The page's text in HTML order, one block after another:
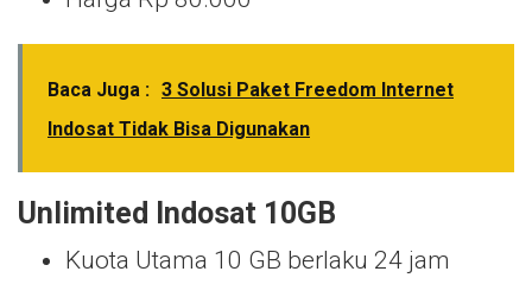
Baca Juga : 3 Solusi Paket Freedom Internet
Indosat Tidak Bisa Digunakan
Unlimited Indosat 10GB
Kuota Utama 10 GB berlaku 24 jam